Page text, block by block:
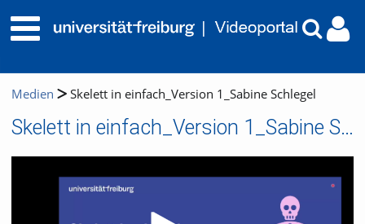
Medien Skelett in einfach_Version 1_Sabine Schlegel
Skelett in einfach_Version 1_Sabine Schlegel